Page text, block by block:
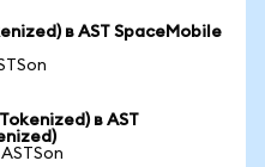
в AST SpaceMobile
в AST